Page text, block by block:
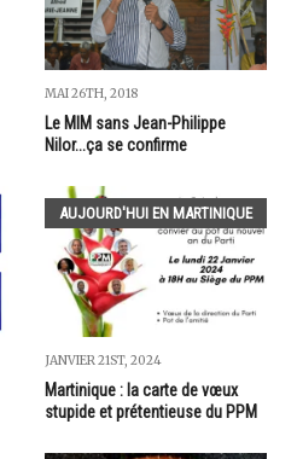
MAI 26TH, 2018
Le MIM sans Jean-Philippe
Nilor...ça se confirme
AUJOURD'HUI EN MARTINIQUE
JANVIER 21ST, 2024
Martinique : la carte de vœux
stupide et prétentieuse du PPM